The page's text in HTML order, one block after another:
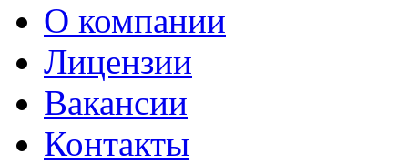
О компании
Лицензии
Вакансии
Контакты